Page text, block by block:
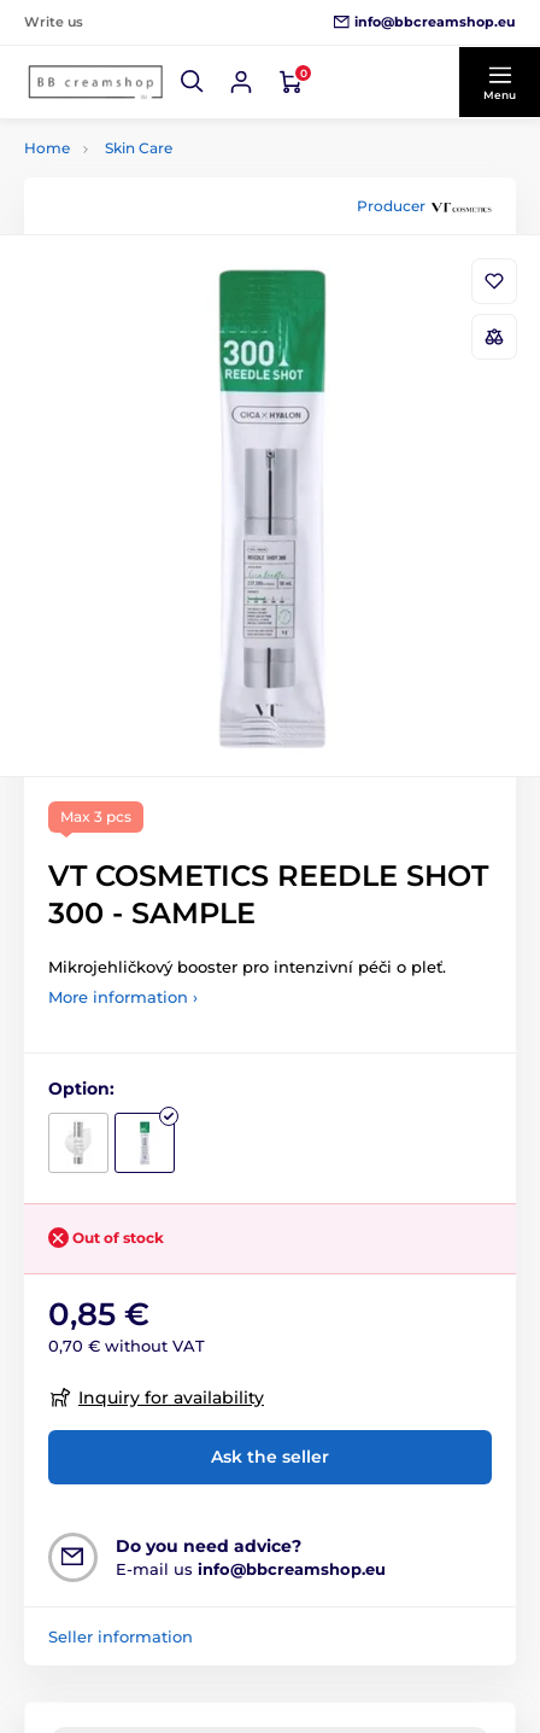
Write us info@bbcreamshop.eu
0
Menu
Home Skin Care
Producer
Max 3 pcs
VT COSMETICS REEDLE SHOT
300 - SAMPLE
Mikrojehličkový booster pro intenzivní péči o pleť.
More information ›
Option:
Out of stock
0,85 €
0,70 € without VAT
Inquiry for availability
Ask the seller
Do you need advice?
E-mail us info@bbcreamshop.eu
Seller information